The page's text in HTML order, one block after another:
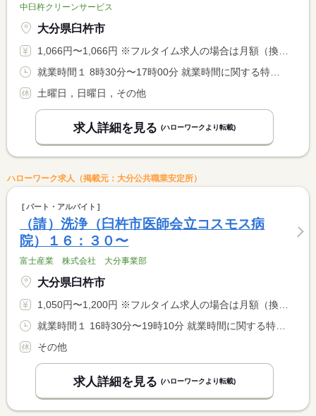
中臼杵クリーンサービス
大分県臼杵市
1,066円〜1,066円 ※フルタイム求人の場合は月額（換算額）、パート求人の場合は時間額を表示しています。
土曜日，日曜日，その他
求人詳細を見る (ハローワークより転載)
ハローワーク求人（掲載元：大分公共職業安定所）
パート・アルバイト
（請）洗浄（臼杵市医師会立コスモス病
院）１６：３０〜
富士産業 株式会社 大分事業部
大分県臼杵市
1,050円〜1,200円 ※フルタイム求人の場合は月額（換算額）、パート求人の場合は時間額を表示しています。
その他
求人詳細を見る (ハローワークより転載)